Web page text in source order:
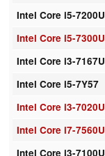
Intel Core i5-7200U
Intel Core i5-7300U
Intel Core i3-7167U
Intel Core i5-7Y57
Intel Core i3-7020U
Intel Core i7-7560U
Intel Core i3-7100U